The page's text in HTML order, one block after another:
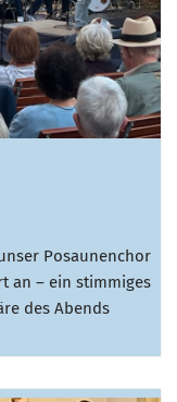
Posaunenchor
an – ein stimmiges
des Abends